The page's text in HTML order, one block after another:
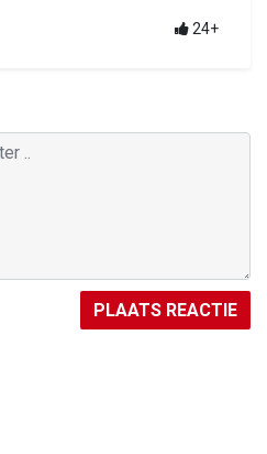
24+
PLAATS REACTIE